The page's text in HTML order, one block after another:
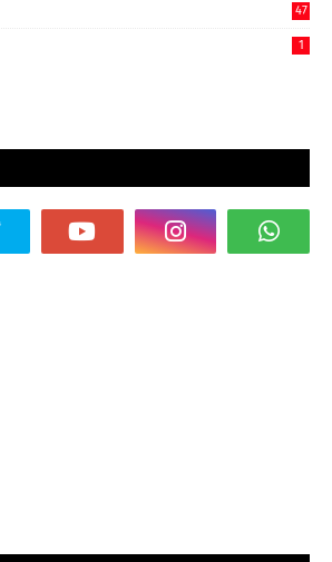
47
1